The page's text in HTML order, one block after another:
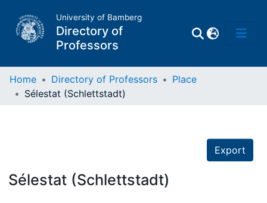
University of Bamberg
Directory of
Professors
Home Directory of Professors
Place
Sélestat (Schlettstadt)
Export
Sélestat (Schlettstadt)